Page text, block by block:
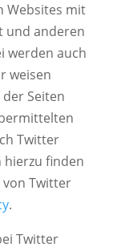
Websites mit
und anderen
werden auch
weisen
Seiten
Twitter
finden
von Twitter
.
Twitter